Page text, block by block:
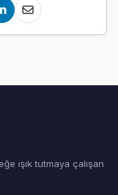
ışık tutmaya çalışan